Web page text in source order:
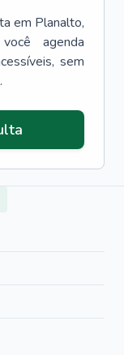
em Planalto,
agenda
sem